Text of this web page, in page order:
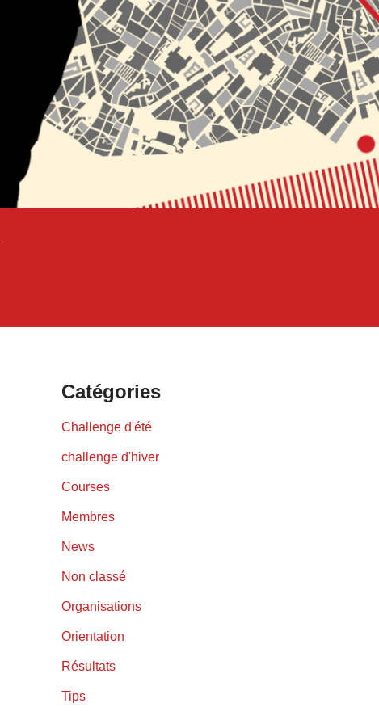
Catégories
Challenge d'été
challenge d'hiver
Courses
Membres
News
Non classé
Organisations
Orientation
Résultats
Tips